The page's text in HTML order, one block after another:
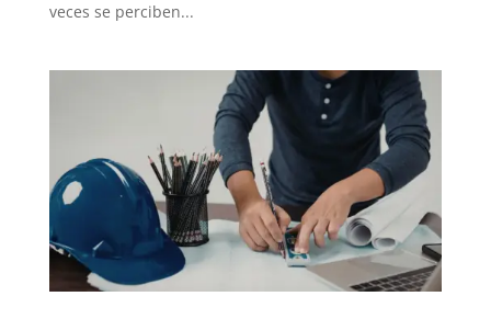
veces se perciben...